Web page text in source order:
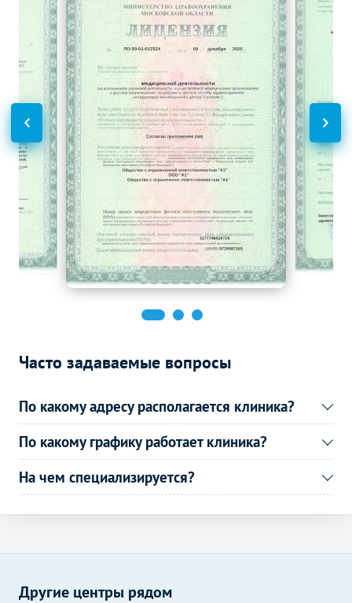
Часто задаваемые вопросы
По какому адресу располагается клиника?
По какому графику работает клиника?
На чем специализируется?
Другие центры рядом